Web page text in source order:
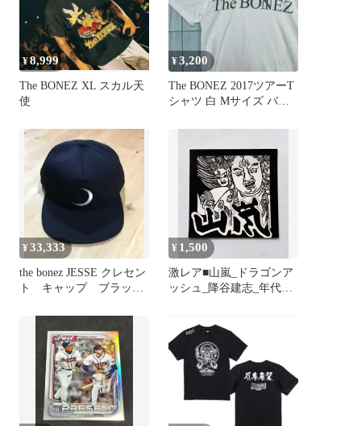
¥8,999
The BONEZ XL スカル天
使
¥3,200
The BONEZ 2017ツアーT
シャツ 白 Mサイズ バン
¥33,333
the bonez JESSE クレセン
ト キャップ ブラッ
¥ 1,500
激レア■山嵐_ドラゴンア
ッシュ_降谷建志_年代物